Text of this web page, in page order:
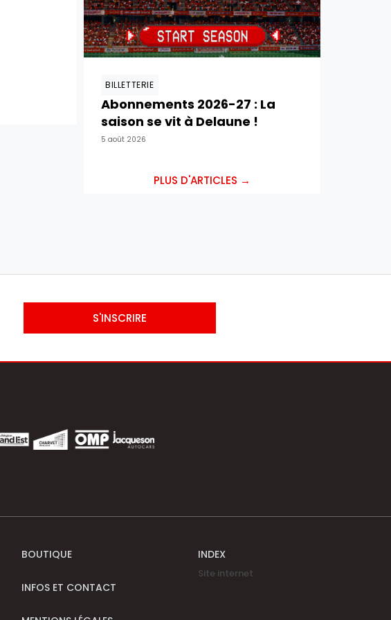
BILLETTERIE
Abonnements 2026-27 : La
saison se vit à Delaune !
5 août 2026
PLUS D'ARTICLES →
S'INSCRIRE
BOUTIQUE
INFOS ET CONTACT
INDEX
Site internet